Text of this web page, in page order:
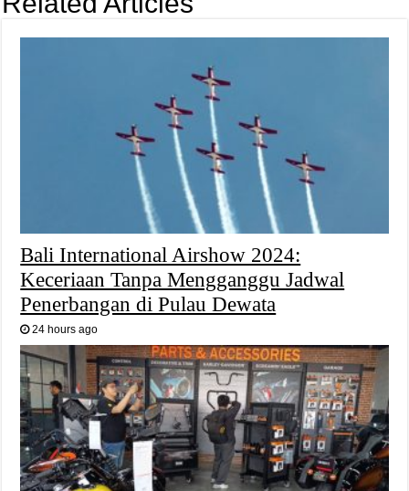
Bali International Airshow 2024:
Keceriaan Tanpa Mengganggu Jadwal
Penerbangan di Pulau Dewata
24 hours ago